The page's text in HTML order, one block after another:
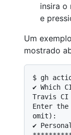
insira o
e
Um
mostrado
$ gh
✔ Which
Travis CI
Enter
omit):
✔